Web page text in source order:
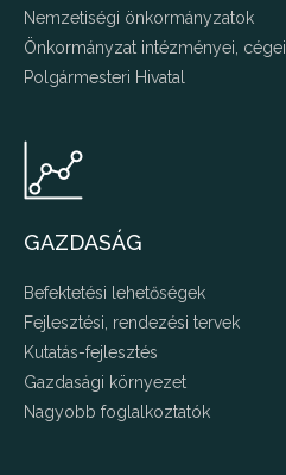
Nemzetiségi önkormányzatok
Önkormányzat intézményei, cégei
Polgármesteri Hivatal
GAZDASÁG
Befektetési lehetőségek
Fejlesztési, rendezési tervek
Kutatás-fejlesztés
Gazdasági környezet
Nagyobb foglalkoztatók